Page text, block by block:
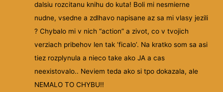
dalsiu rozcitanu knihu do kuta! Boli mi nesmierne
nudne, vsedne a zdlhavo napisane az sa mi vlasy jezili
? Chybalo mi v nich “action” a zivot, co v tvojich
verziach pribehov len tak ‘ficalo’. Na kratko som sa asi
tiez rozplynula a nieco take ako JA a cas
neexistovalo.. Neviem teda ako si tpo dokazala, ale
NEMALO TO CHYBU!!